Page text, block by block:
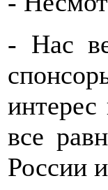
- Нас
все
России